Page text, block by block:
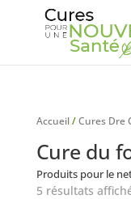
Accueil/Cures Dre
Cure du
Produits pour le
5 résultats